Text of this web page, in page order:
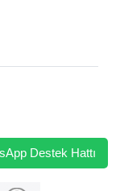
Destek Hattı